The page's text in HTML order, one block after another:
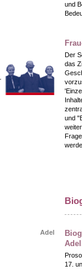
und
Der
das
und
Adel
17.